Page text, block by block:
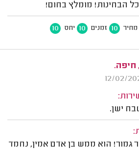
הבחינות! מומלץ בחום!
מחיר 10 זמנים 10 יחס 10
חיפה.
ישן.
גמור! הוא ממש בן אדם אמין, נחמד